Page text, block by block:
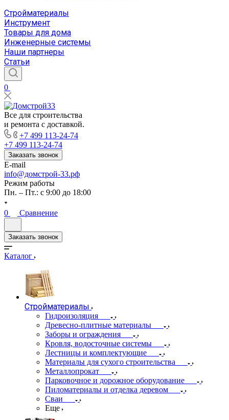
Стройматериалы
Инструмент
Товары для дома
Инженерные системы
Наши партнеры
Статьи
0
Все для строительства
и ремонта с доставкой.
+7 499 113-24-74
+7 499 113-24-74
Заказать звонок
E-mail
info@домстрой-33.рф
Режим работы
Пн. – Пт.: с 9:00 до 18:00
0 Сравнение
Заказать звонок
Каталог
Стройматериалы
Гидроизоляция
Древесно-плитные материалы
Заборы и ограждения
Кровля, водосточные системы
Лестницы и комплектующие
Материалы для сухого строительства
Металлопрокат
Парковочное и дорожное оборудование
Пиломатериалы и отделка деревом
Сваи
Еще